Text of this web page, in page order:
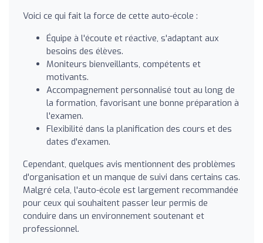
Voici ce qui fait la force de cette auto-école :
Équipe à l'écoute et réactive, s'adaptant aux
besoins des élèves.
Moniteurs bienveillants, compétents et
motivants.
Accompagnement personnalisé tout au long de
la formation, favorisant une bonne préparation à
l'examen.
Flexibilité dans la planification des cours et des
dates d'examen.
Cependant, quelques avis mentionnent des problèmes
d'organisation et un manque de suivi dans certains cas.
Malgré cela, l'auto-école est largement recommandée
pour ceux qui souhaitent passer leur permis de
conduire dans un environnement soutenant et
professionnel.